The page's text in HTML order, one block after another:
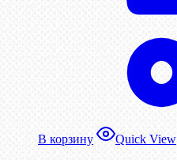
В корзину Quick View